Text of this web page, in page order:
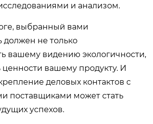
и анализом.
выбранный вами
должен не только
вашему видению экологичности,
ценности вашему продукту. И
деловых контактов с
поставщиками может стать
успехов.